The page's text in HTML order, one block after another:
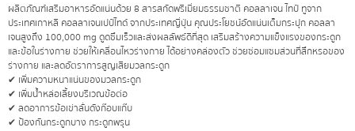
ผลิตภัณฑ์เสริมอาหารอัดแน่นด้วย 8 สารสกัดพรีเมี่ยมธรรมชาติ คอลลาเจน ไทป์ ทูจาก
ประเทศเกาหลี คอลลาเจนเปป์ไทด์ จากประเทศญี่ปุ่น คุณประโยชน์อัดแน่นเต็มกระปุก คอลลา
เจนสูงถึง 100,000 mg ดูดซึมเร็วและส่งผลลัพธ์ดีที่สุด เสริมสร้างความแข็งแรงของกระดูก
และข้อในร่างกาย ช่วยให้เคลื่อนไหวร่างกาย ได้อย่างคล่องตัว ช่วยซ่อมแซมส่วนที่สึกหรอของ
ร่างกาย และลดอัตราการสูญเสียมวลกระดูก
✔ เพิ่มความหนาแน่นของมวลกระดูก
✔ เพิ่มน้ำหล่อเลี้ยงบริเวณข้อต่อ
✔ ลดอาการข้อเข่าลั่นดังก๊อบแก๊บ
✔ ป้องกันกระดูกบาง กระดูกพรุน